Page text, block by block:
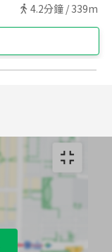
4.2分鐘 / 339m